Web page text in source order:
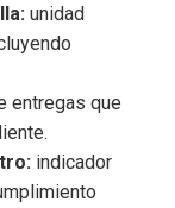
unidad
entregas que
indicador